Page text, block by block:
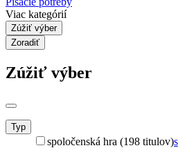
Viac kategórií
Zúžiť výber
Zoradiť
Zúžiť výber
Typ
spoločenská hra (198 titulov)